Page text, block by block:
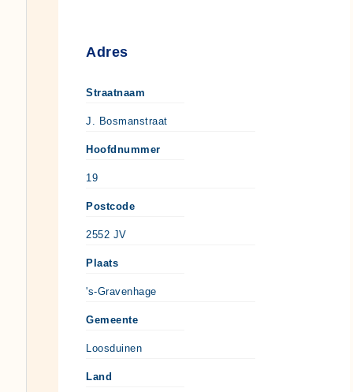
Adres
Straatnaam
J. Bosmanstraat
Hoofdnummer
19
Postcode
2552 JV
Plaats
's-Gravenhage
Gemeente
Loosduinen
Land